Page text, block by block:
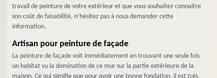
travail de peinture de votre extérieur et que vous souhaitez connaitre
son coût de faisabilité, n’hésitez pas à nous demander cette
information.
Artisan pour peinture de façade
La peinture de façade voit immédiatement en trouvant une seule fois
un habitat vu la domination de ce mur sur la partie extérieure de la
maison. Ce qui signifie que pour avoir une bonne fondation, il est très